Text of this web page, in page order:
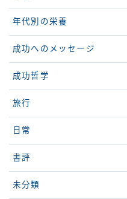
年代別の栄養
成功へのメッセージ
成功哲学
旅行
日常
書評
未分類